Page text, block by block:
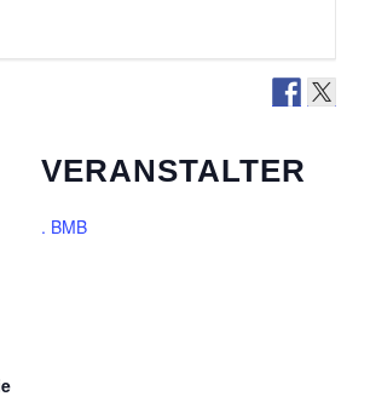
VERANSTALTER
. BMB